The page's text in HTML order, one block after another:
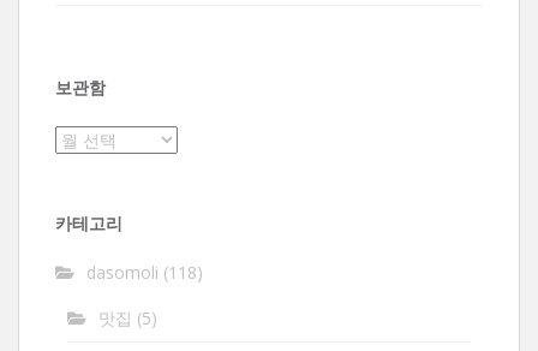
보관함
보
카테고리
dasomoli (118)
맛집 (5)